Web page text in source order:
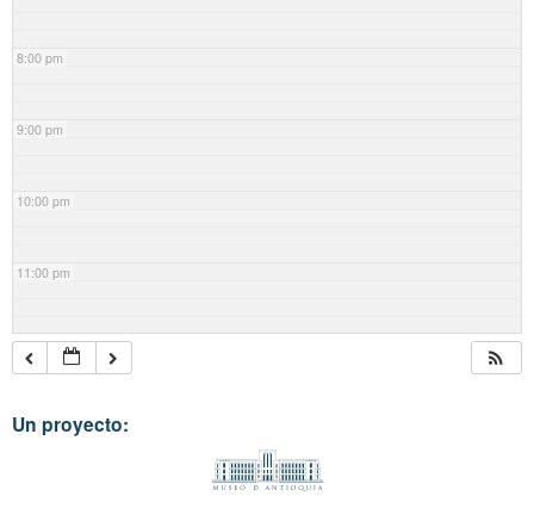
8:00 pm
9:00 pm
10:00 pm
11:00 pm
Un proyecto: